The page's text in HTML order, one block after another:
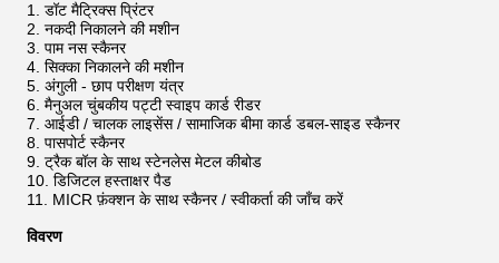
डॉट मैट्रिक्स प्रिंटर
नकदी निकालने की मशीन
पाम नस स्कैनर
सिक्का निकालने की मशीन
अंगुली - छाप परीक्षण यंत्र
मैनुअल चुंबकीय पट्टी स्वाइप कार्ड रीडर
आईडी / चालक लाइसेंस / सामाजिक बीमा कार्ड डबल-साइड स्कैनर
पासपोर्ट स्कैनर
ट्रैक बॉल के साथ स्टेनलेस मेटल कीबोड
डिजिटल हस्ताक्षर पैड
MICR फ़ंक्शन के साथ स्कैनर / स्वीकर्ता की जाँच करें
विवरण